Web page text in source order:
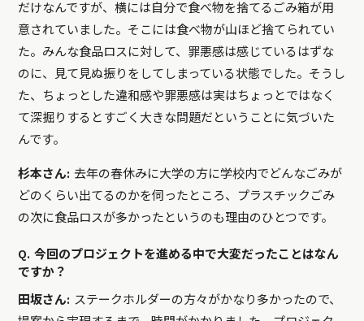
だけなんですが、横には自分で食べ物を捨てるごみ箱が用
意されていました。そこには食べ物が山ほど捨てられてい
た。みんな食品ロスに対して、罪悪感は感じているはずな
のに、見て見ぬ振りをしてしまっている状態でした。そうし
た、ちょっとした違和感や罪悪感は実はちょっとではなく
て深掘りするとすごく大きな問題だということに気づいた
んです。
杉本さん: 去年の春休みに大学の方に学校内でどんなごみが
どのくらい出てるのかを伺ったところ、プラスチックごみ
の次に食品ロスが多かったというのも理由のひとつです。
Q. 今回のプロジェクトを進める中で大変だったことはなん
ですか？
田坂さん: ステークホルダーの方々がかなり多かったので、